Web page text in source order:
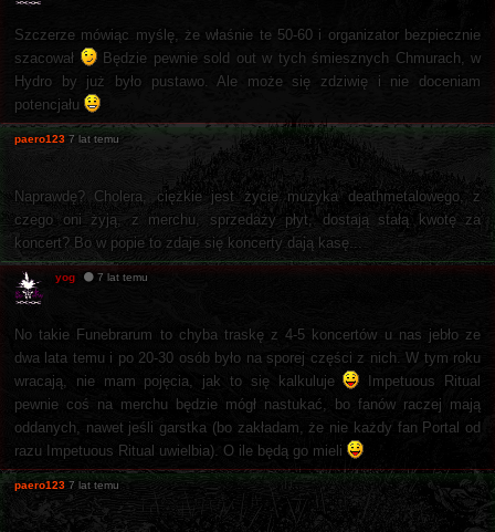
Szczerze mówiąc myślę, że właśnie te 50-60 i organizator bezpiecznie
szacował
Będzie pewnie sold out w tych śmiesznych Chmurach, w
Hydro by już było pustawo. Ale może się zdziwię i nie doceniam
potencjału
paero123 7 lat temu
Naprawdę? Cholera, ciężkie jest życie muzyka deathmetalowego, z
czego oni żyją, z merchu, sprzedaży płyt, dostają stałą kwotę za
koncert? Bo w popie to zdaje się koncerty dają kasę...
yog 7 lat temu
No takie Funebrarum to chyba traskę z 4-5 koncertów u nas jebło ze
dwa lata temu i po 20-30 osób było na sporej części z nich. W tym roku
wracają, nie mam pojęcia, jak to się kalkuluje
Impetuous Ritual
pewnie coś na merchu będzie mógł nastukać, bo fanów raczej mają
oddanych, nawet jeśli garstka (bo zakładam, że nie każdy fan Portal od
razu Impetuous Ritual uwielbia). O ile będą go mieli
paero123 7 lat temu